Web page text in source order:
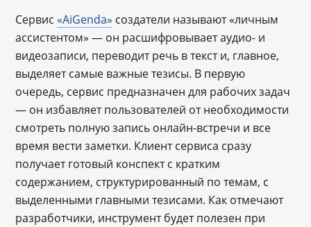
Сервис «AiGenda» создатели называют «личным
ассистентом» — он расшифровывает аудио- и
видеозаписи, переводит речь в текст и, главное,
выделяет самые важные тезисы. В первую
очередь, сервис предназначен для рабочих задач
― он избавляет пользователей от необходимости
смотреть полную запись онлайн-встречи и все
время вести заметки. Клиент сервиса сразу
получает готовый конспект с кратким
содержанием, структурированный по темам, с
выделенными главными тезисами. Как отмечают
разработчики, инструмент будет полезен при